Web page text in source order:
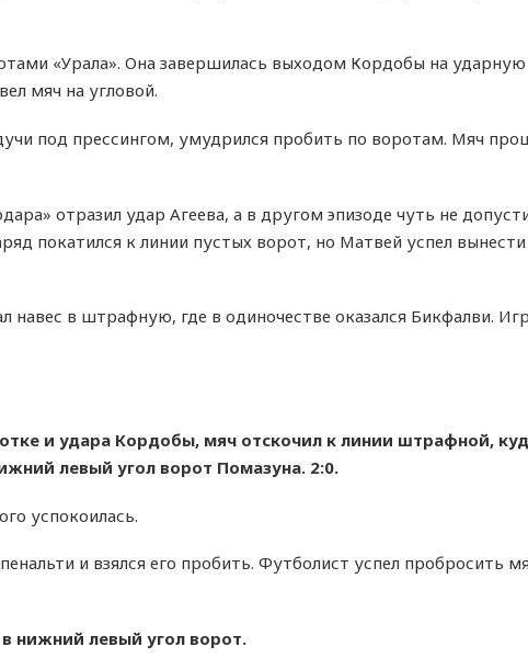
«Урала». Она завершилась выходом Кордобы на
мяч на угловой.
под прессингом, умудрился пробить по воротам. Мяч
отразил удар Агеева, а в другом эпизоде чуть не
покатился к линии пустых ворот, но Матвей успел
навес в штрафную, где в одиночестве оказался Бикфалви.
и удара Кордобы, мяч отскочил к линии штрафной,
левый угол ворот Помазуна. 2:0.
успокоилась.
и взялся его пробить. Футболист успел пробросить
нижний левый угол ворот.